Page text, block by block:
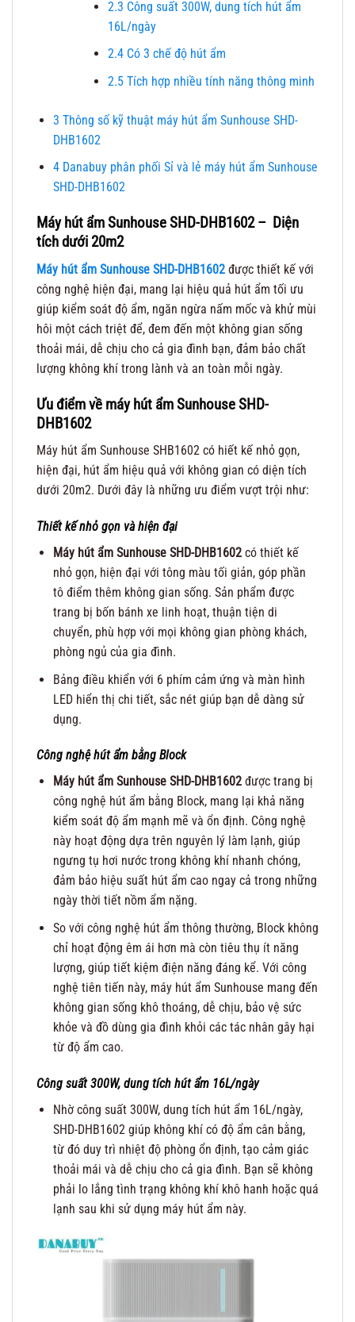
2.3 Công suất 300W, dung tích hút ẩm
16L/ngày
2.4Có 3 chế độ hút ẩm
2.5Tích hợp nhiều tính năng thông minh
3 Thông số kỹ thuật máy hút ẩm Sunhouse SHD-
DHB1602
4Danabuy phân phối Sỉ và lẻ máy hút ẩm Sunhouse
SHD-DHB1602
Máy hút ẩm SunhouseSHD-DHB1602 – Diện
tích dưới 20m2
Máy hút ẩm Sunhouse SHD-DHB1602 được thiết kế với
công nghệ hiện đại, mang lại hiệu quả hút ẩm tối ưu
giúp kiểm soát độ ẩm, ngăn ngừa nấm mốc và khử mùi
hôi một cách triệt để, đem đến một không gian sống
thoải mái, dễ chịu cho cả gia đình bạn, đảm bảo chất
lượng không khí trong lành và an toàn mỗi ngày.
Ưu điểm về máy hút ẩm Sunhouse SHD-
DHB1602
Máy hút ẩm Sunhouse SHB1602 có hiết kế nhỏ gọn,
hiện đại, hút ẩm hiệu quả với không gian có diện tích
dưới 20m2. Dưới đây là những ưu điểm vượt trội như:
Thiết kế nhỏ gọn và hiện đại
Máy hút ẩm Sunhouse SHD-DHB1602có thiết kế
nhỏ gọn, hiện đại với tông màu tối giản, góp phần
tô điểm thêm không gian sống. Sản phẩm được
trang bị bốn bánh xe linh hoạt, thuận tiện di
chuyển, phù hợp với mọi không gian phòng khách,
phòng ngủ của gia đình.
Bảng điều khiển với 6 phím cảm ứng và màn hình
LED hiển thị chi tiết, sắc nét giúp bạn dễ dàng sử
dụng.
Công nghệ hút ẩm bằng Block
Máy hút ẩm Sunhouse SHD-DHB1602được trang bị
công nghệ hút ẩm bằng Block, mang lại khả năng
kiểm soát độ ẩm mạnh mẽ và ổn định. Công nghệ
này hoạt động dựa trên nguyên lý làm lạnh, giúp
ngưng tụ hơi nước trong không khí nhanh chóng,
đảm bảo hiệu suất hút ẩm cao ngay cả trong những
ngày thời tiết nồm ẩm nặng.
So với công nghệ hút ẩm thông thường, Block không
chỉ hoạt động êm ái hơn mà còn tiêu thụ ít năng
lượng, giúp tiết kiệm điện năng đáng kể. Với công
nghệ tiên tiến này, máy hút ẩm Sunhouse mang đến
không gian sống khô thoáng, dễ chịu, bảo vệ sức
khỏe và đồ dùng gia đình khỏi các tác nhân gây hại
từ độ ẩm cao.
Công suất 300W, dung tích hút ẩm 16L/ngày
Nhờ công suất 300W, dung tích hút ẩm 16L/ngày,
SHD-DHB1602 giúp không khí có độ ẩm cân bằng,
từ đó duy trì nhiệt độ phòng ổn định, tạo cảm giác
thoải mái và dễ chịu cho cả gia đình. Bạn sẽ không
phải lo lắng tình trạng không khí khô hanh hoặc quá
lạnh sau khi sử dụng máy hút ẩm này.